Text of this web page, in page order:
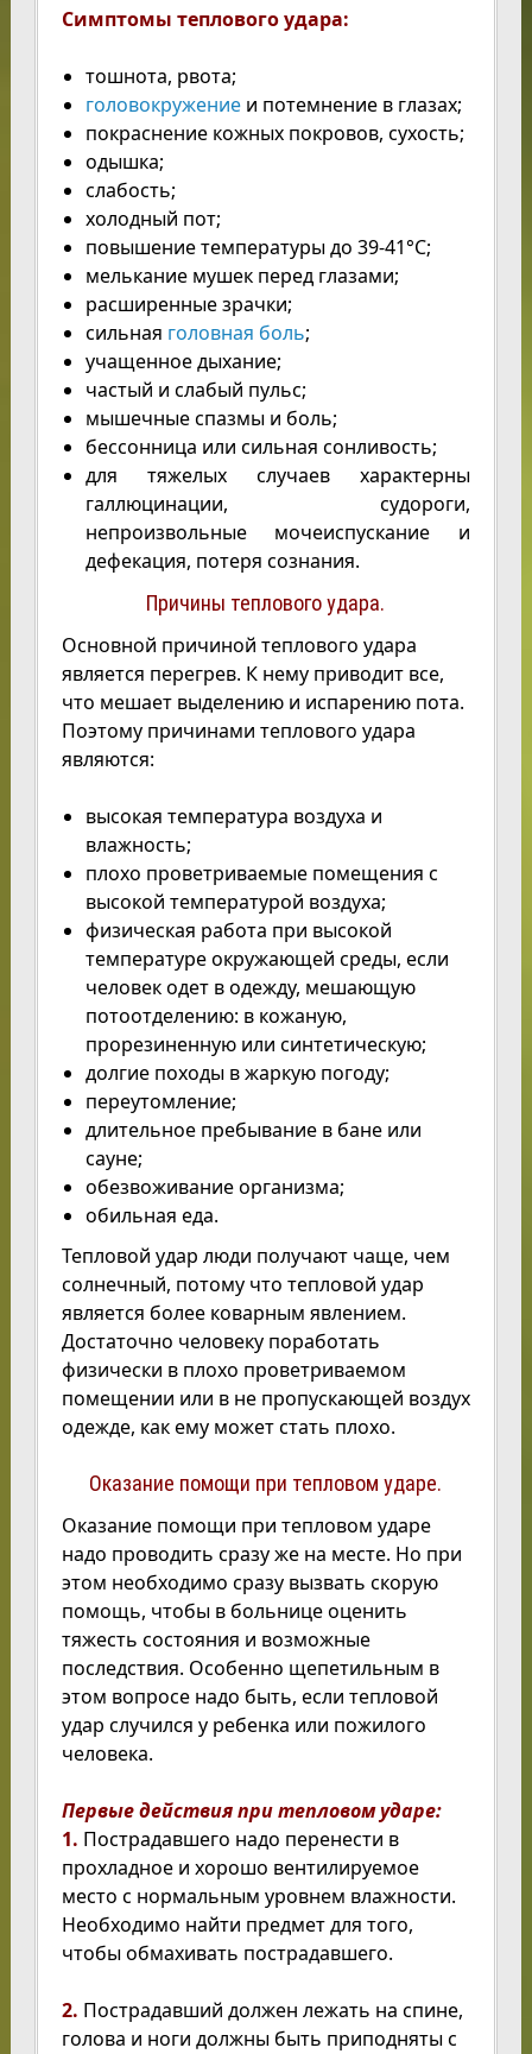
Симптомы теплового удара:
тошнота, рвота;
головокружение и потемнение в глазах;
покраснение кожных покровов, сухость;
одышка;
слабость;
холодный пот;
повышение температуры до 39-41°С;
мелькание мушек перед глазами;
расширенные зрачки;
сильная головная боль;
учащенное дыхание;
частый и слабый пульс;
мышечные спазмы и боль;
бессонница или сильная сонливость;
для тяжелых случаев характерны
галлюцинации, судороги,
непроизвольные мочеиспускание и
дефекация, потеря сознания.
Причины теплового удара.
Основной причиной теплового удара
является перегрев. К нему приводит все,
что мешает выделению и испарению пота.
Поэтому причинами теплового удара
являются:
высокая температура воздуха и
влажность;
плохо проветриваемые помещения с
высокой температурой воздуха;
физическая работа при высокой
температуре окружающей среды, если
человек одет в одежду, мешающую
потоотделению: в кожаную,
прорезиненную или синтетическую;
долгие походы в жаркую погоду;
переутомление;
длительное пребывание в бане или
сауне;
обезвоживание организма;
обильная еда.
Тепловой удар люди получают чаще, чем
солнечный, потому что тепловой удар
является более коварным явлением.
Достаточно человеку поработать
физически в плохо проветриваемом
помещении или в не пропускающей воздух
одежде, как ему может стать плохо.
Оказание помощи при тепловом ударе.
Оказание помощи при тепловом ударе
надо проводить сразу же на месте. Но при
этом необходимо сразу вызвать скорую
помощь, чтобы в больнице оценить
тяжесть состояния и возможные
последствия. Особенно щепетильным в
этом вопросе надо быть, если тепловой
удар случился у ребенка или пожилого
человека.
Первые действия при тепловом ударе:
1. Пострадавшего надо перенести в
прохладное и хорошо вентилируемое
место с нормальным уровнем влажности.
Необходимо найти предмет для того,
чтобы обмахивать пострадавшего.
2. Пострадавший должен лежать на спине,
голова и ноги должны быть приподняты с